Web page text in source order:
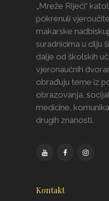
„Mreže Riječi“
pokrenuli
makarske
suradnicima u cilju
dalje od školskih
vjeronaučnih
obrađuju teme iz
obrazovanja,
medicine,
drugih znanosti.
Kontakt